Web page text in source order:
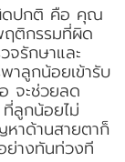
ดปกติ คือ คุณ
ติกรรมที่ผิด
รักษาและ
าลูกน้อยเข้ารับ
จะช่วยลด
ลูกน้อยไม่
าด้านสายตาก็
ย่างทันท่วงที